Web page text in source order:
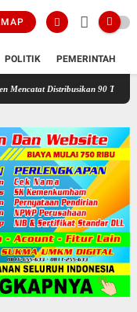
POLITIK PEMERINTAH
Distribusikan 90 Tangki Air